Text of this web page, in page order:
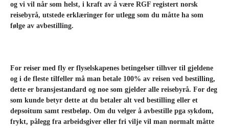
og vi vil når som helst, i kraft av å være RGF registert norsk
reisebyrå, utstede erklæringer for utlegg som du måtte ha som
følge av avbestilling.
For reiser med fly er flyselskapenes betingelser tilhver til gjeldene
og i de fleste tilfeller må man betale 100% av reisen ved bestilling,
dette er bransjestandard og noe som gjelder alle reisebyrå. For deg
som kunde betyr dette at du betaler alt ved bestilling eller et
depsoitum samt restbeløp. Om du velger å avbestille pga sykdom,
frykt, pålegg fra arbeidsgiver eller fri vilje vil man normalt måtte